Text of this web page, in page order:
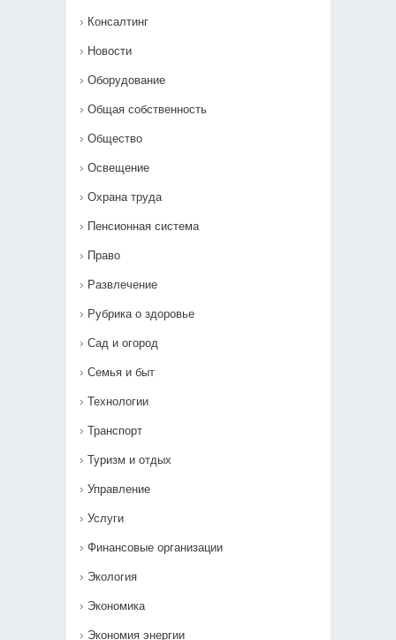
Консалтинг
Новости
Оборудование
Общая собственность
Общество
Освещение
Охрана труда
Пенсионная система
Право
Развлечение
Рубрика о здоровье
Сад и огород
Семья и быт
Технологии
Транспорт
Туризм и отдых
Управление
Услуги
Финансовые организации
Экология
Экономика
Экономия энергии